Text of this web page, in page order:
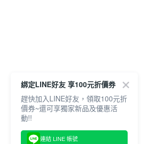
綁定LINE好友 享100元折價券
趕快加入LINE好友，領取100元折
價券~還可享獨家新品及優惠活
動!!
連結 LINE 帳號